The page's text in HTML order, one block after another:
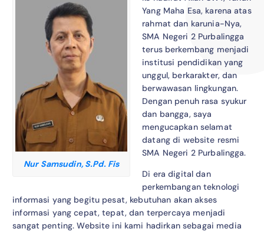
Nur Samsudin, S.Pd. Fis
Yang Maha Esa, karena atas
rahmat dan karunia-Nya,
SMA Negeri 2 Purbalingga
terus berkembang menjadi
institusi pendidikan yang
unggul, berkarakter, dan
berwawasan lingkungan.
Dengan penuh rasa syukur
dan bangga, saya
mengucapkan selamat
datang di website resmi
SMA Negeri 2 Purbalingga.
Di era digital dan
perkembangan teknologi
informasi yang begitu pesat, kebutuhan akan akses
informasi yang cepat, tepat, dan terpercaya menjadi
sangat penting. Website ini kami hadirkan sebagai media